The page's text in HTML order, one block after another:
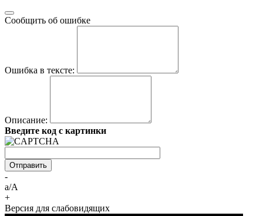
Сообщить об ошибке
Ошибка в тексте:
Описание:
Введите код с картинки
-
a/A
+
Версия для слабовидящих